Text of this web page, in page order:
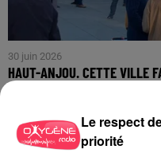
30 juin 2026
HAUT-ANJOU. CETTE VILLE
À...
Le respect
priorité